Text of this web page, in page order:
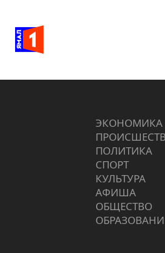
ЭКОНОМИКА
ПОЛИТИКА
СПОРТ
КУЛЬТУРА
АФИША
ОБЩЕСТВО